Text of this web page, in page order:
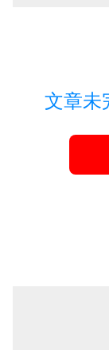
文章未